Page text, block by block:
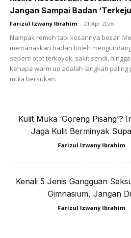
4. Sebaiknya letak dalam botol
Jangan Sampai Badan
Farizul Izwany Ibrahim - 21 Apr 2026
Nampak remeh tapi kesannya besar!
memanaskan badan boleh
seperti otot terkoyak, sakit sendi,
kenapa warm up adalah langkah paling
mula bersukan.
Kulit Muka ‘Goreng Pisang’?
Jaga Kulit Berminyak
Farizul Izwany Ibrahim -
Kenali 5 Jenis Gangguan
Gimnasium, Jangan
Farizul Izwany Ibrahim -